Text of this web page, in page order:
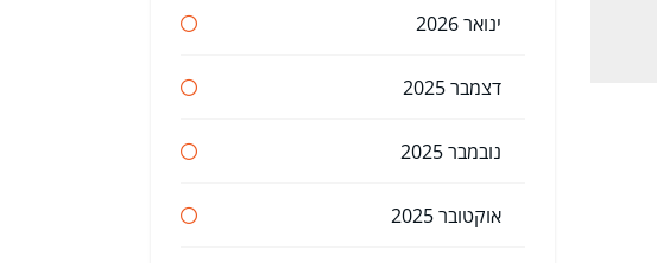
ינואר 2026
דצמבר 2025
נובמבר 2025
אוקטובר 2025